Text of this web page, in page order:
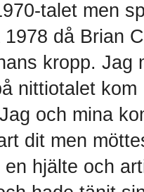
talet men
då Brian
kropp. Jag
nittiotalet
och mina
dit men
hjälte och